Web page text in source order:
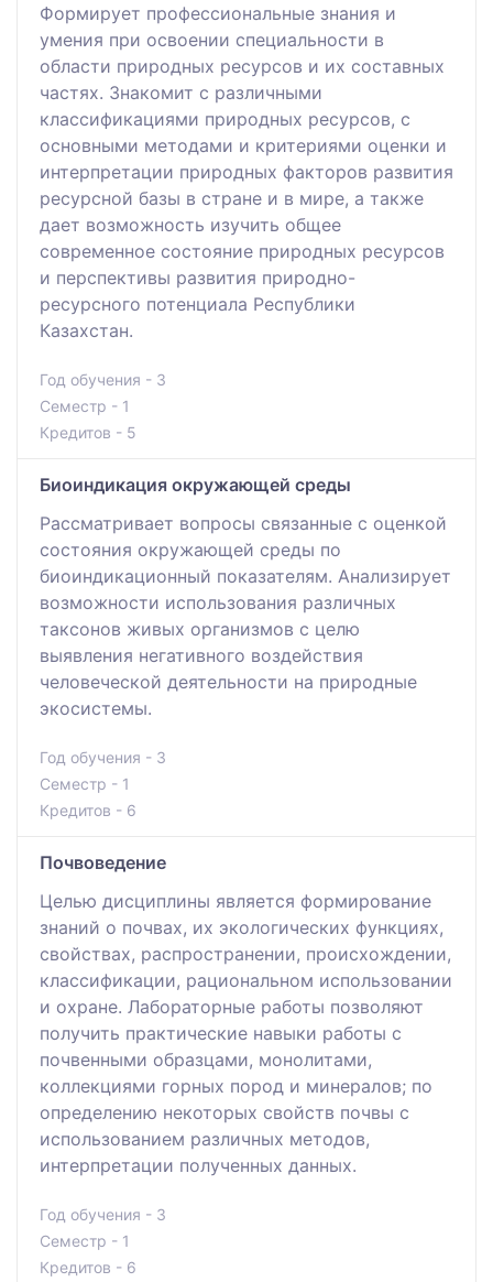
Формирует профессиональные знания и
умения при освоении специальности в
области природных ресурсов и их составных
частях. Знакомит с различными
классификациями природных ресурсов, с
основными методами и критериями оценки и
интерпретации природных факторов развития
ресурсной базы в стране и в мире, а также
дает возможность изучить общее
современное состояние природных ресурсов
и перспективы развития природно-
ресурсного потенциала Республики
Казахстан.
Год обучения - 3
Семестр - 1
Кредитов - 5
Биоиндикация окружающей среды
Рассматривает вопросы связанные с оценкой
состояния окружающей среды по
биоиндикационный показателям. Анализирует
возможности использования различных
таксонов живых организмов с целю
выявления негативного воздействия
человеческой деятельности на природные
экосистемы.
Год обучения - 3
Семестр - 1
Кредитов - 6
Почвоведение
Целью дисциплины является формирование
знаний о почвах, их экологических функциях,
свойствах, распространении, происхождении,
классификации, рациональном использовании
и охране. Лабораторные работы позволяют
получить практические навыки работы с
почвенными образцами, монолитами,
коллекциями горных пород и минералов; по
определению некоторых свойств почвы с
использованием различных методов,
интерпретации полученных данных.
Год обучения - 3
Семестр - 1
Кредитов - 6